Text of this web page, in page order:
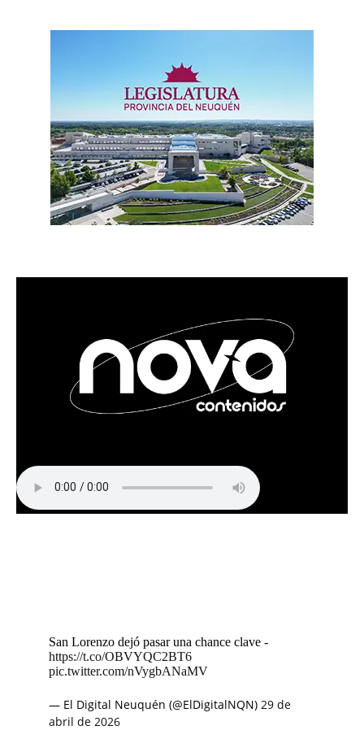
San Lorenzo dejó pasar una chance clave -
https://t.co/OBVYQC2BT6
pic.twitter.com/nVygbANaMV
— El Digital Neuquén (@ElDigitalNQN) 29 de
abril de 2026